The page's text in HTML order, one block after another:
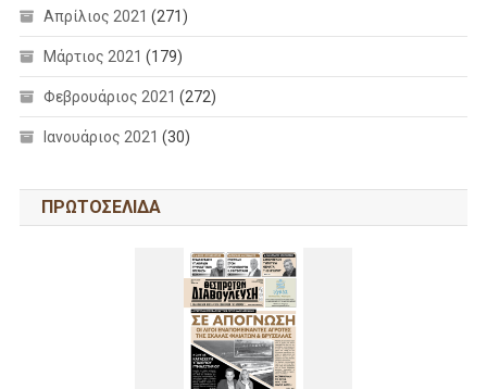
Απρίλιος 2021 (271)
Μάρτιος 2021 (179)
Φεβρουάριος 2021 (272)
Ιανουάριος 2021 (30)
ΠΡΩΤΟΣΕΛΙΔΑ